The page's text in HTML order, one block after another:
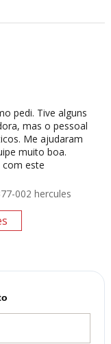
pedi. Tive alguns
mas o pessoal
Me ajudaram
muito boa.
este
002 hercules